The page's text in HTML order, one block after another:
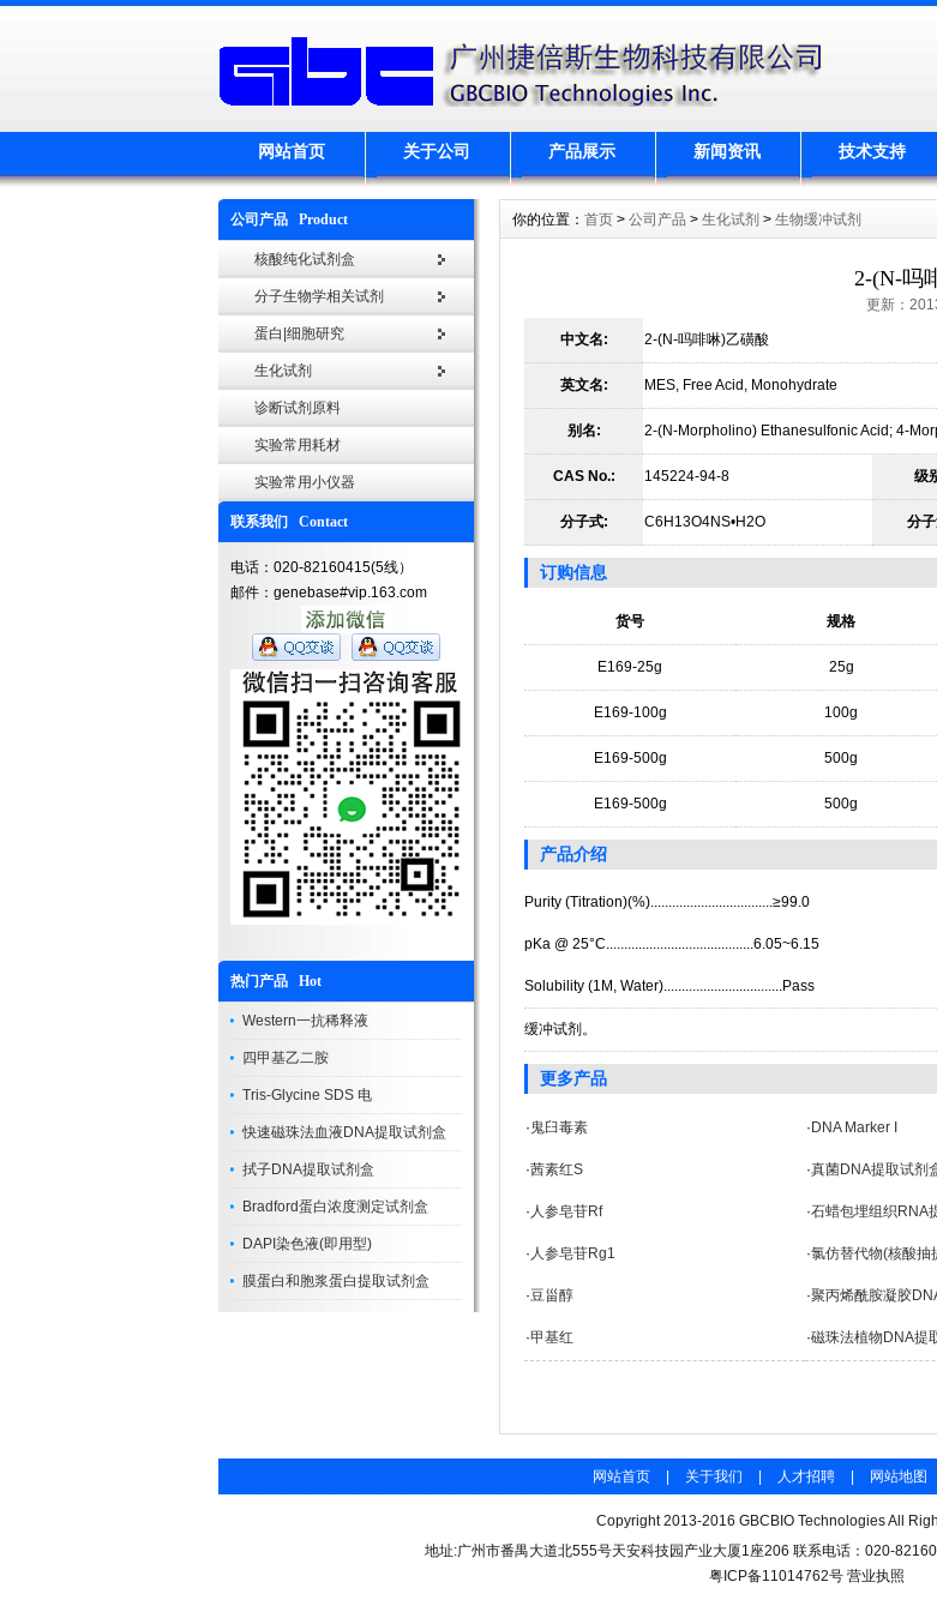
网站首页 关于公司 产品展示 新闻资讯 技术支持
公司产品 Product
核酸纯化试剂盒
分子生物学相关试剂
蛋白|细胞研究
生化试剂
诊断试剂原料
实验常用耗材
实验常用小仪器
联系我们 Contact
电话：020-82160415(5线）
邮件：genebase#vip.163.com
热门产品 Hot
Western一抗稀释液
四甲基乙二胺
Tris-Glycine SDS 电
快速磁珠法血液DNA提取试剂盒
拭子DNA提取试剂盒
Bradford蛋白浓度测定试剂盒
DAPI染色液(即用型)
膜蛋白和胞浆蛋白提取试剂盒
你的位置： 首页 > 公司产品 > 生化试剂 > 生物缓冲试剂
2-(N-吗
更新：
中文名: 2-(N-吗啡啉)乙磺酸
英文名: MES, Free Acid, Monohydrate
别名: 2-(N-Morpholino) Ethanesulfonic Acid; 4-
CAS No.: 145224-94-8 级
分子式: C6H13O4NS•H2O 分
订购信息
货号 规格
E169-25g 25g
E169-100g 100g
E169-500g 500g
E169-500g 500g
产品介绍
Purity (Titration)(%)..................................≥99.0
pKa @ 25°C.........................................6.05~6.15
Solubility (1M, Water).................................Pass
缓冲试剂。
更多产品
· 鬼臼毒素
·茜素红S
· 人参皂苷Rf
· 人参皂苷Rg1
·豆甾醇
·甲基红
· DNA Marker I
·真菌DNA提取试剂
·石蜡包埋组织RNA
·氯仿替代物(核酸抽
·聚丙烯酰胺凝胶
·磁珠法植物DNA提
网站首页 关于我们 人才招聘 网站地图
Copyright 2013-2016 GBCBIO Technologies All
地址:广州市番禺大道北555号天安科技园产业大厦1座206 联系电话：020-
粤ICP备11014762号 营业执照